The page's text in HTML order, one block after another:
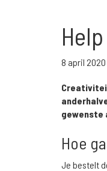
8 april 2020
gewenste
Hoe
Je bestelt